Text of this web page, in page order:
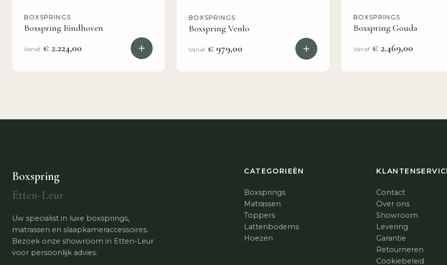
BOXSPRINGS
Boxspring Eindhoven
Vanaf € 2.224,00
BOXSPRINGS
Boxspring Venlo
Vanaf € 979,00
BOXSPRINGS
Boxspring Gouda
Vanaf € 2.469,00
Boxspring
Etten-Leur
Uw specialist in luxe boxsprings,
matrassen en slaapkameraccessoires.
Bezoek onze showroom in Etten-Leur
voor persoonlijk advies.
CATEGORIEËN
Boxsprings
Matrassen
Toppers
Lattenbodems
Hoezen
Contact
Over ons
Showroom
Levering
Garantie
Retourneren
Cookiebeleid